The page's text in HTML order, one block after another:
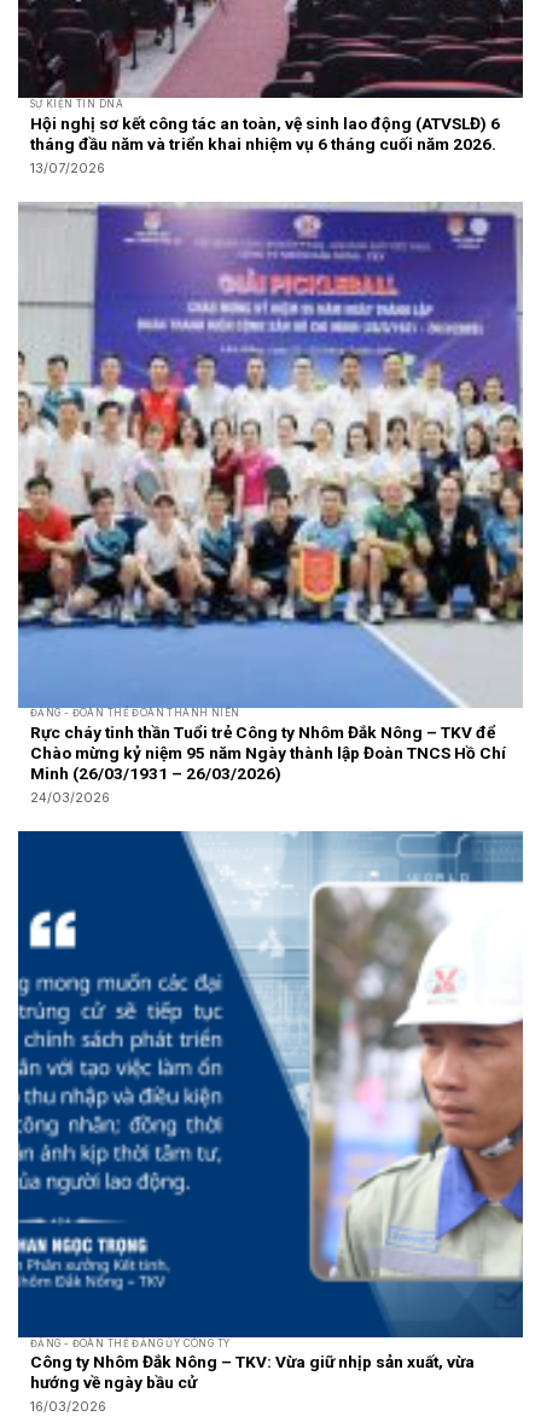
SỰ KIỆN TIN DNA
Hội nghị sơ kết công tác an toàn, vệ sinh lao động (ATVSLĐ) 6
tháng đầu năm và triển khai nhiệm vụ 6 tháng cuối năm 2026.
13/07/2026
ĐẢNG - ĐOÀN THỂ ĐOÀN THANH NIÊN
Rực cháy tinh thần Tuổi trẻ Công ty Nhôm Đắk Nông – TKV để
Chào mừng kỷ niệm 95 năm Ngày thành lập Đoàn TNCS Hồ Chí
Minh (26/03/1931 – 26/03/2026)
24/03/2026
ĐẢNG - ĐOÀN THỂ ĐẢNG ỦY CÔNG TY
Công ty Nhôm Đắk Nông – TKV: Vừa giữ nhịp sản xuất, vừa
hướng về ngày bầu cử
16/03/2026